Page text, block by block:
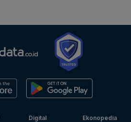
Digital
Ekonopedia